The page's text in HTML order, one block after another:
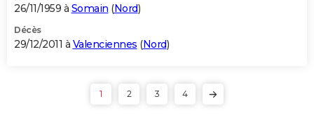
26/11/1959 à Somain (Nord)
Décès
29/12/2011 à Valenciennes (Nord)
1 2 3 4